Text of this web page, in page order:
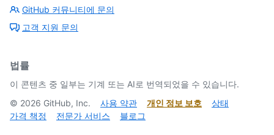
GitHub 커뮤니티에 문의
고객 지원 문의
법률
이 콘텐츠 중 일부는 기계 또는 AI로 번역되었을 수 있습니다.
© 2026 GitHub, Inc. 사용 약관 개인 정보 보호
상태
가격 책정
전문가 서비스 블로그